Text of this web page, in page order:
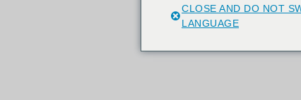
CLOSE AND DO NOT
LANGUAGE